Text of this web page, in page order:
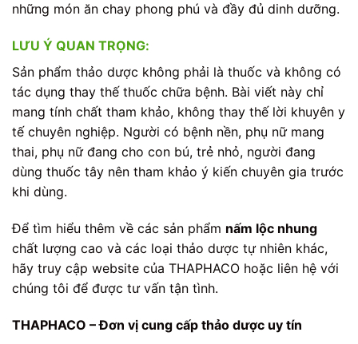
những món ăn chay phong phú và đầy đủ dinh dưỡng.
LƯU Ý QUAN TRỌNG:
Sản phẩm thảo dược không phải là thuốc và không có
tác dụng thay thế thuốc chữa bệnh. Bài viết này chỉ
mang tính chất tham khảo, không thay thế lời khuyên y
tế chuyên nghiệp. Người có bệnh nền, phụ nữ mang
thai, phụ nữ đang cho con bú, trẻ nhỏ, người đang
dùng thuốc tây nên tham khảo ý kiến chuyên gia trước
khi dùng.
Để tìm hiểu thêm về các sản phẩm nấm lộc nhung
chất lượng cao và các loại thảo dược tự nhiên khác,
hãy truy cập website của THAPHACO hoặc liên hệ với
chúng tôi để được tư vấn tận tình.
THAPHACO – Đơn vị cung cấp thảo dược uy tín